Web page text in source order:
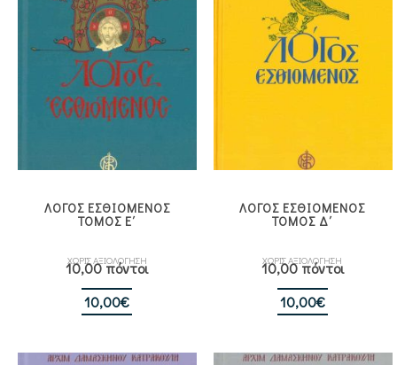
ΛΟΓΟΣ ΕΣΘΙΟΜΕΝΟΣ
ΤΟΜΟΣ Ε΄
ΧΩΡΙΣ ΑΞΙΟΛΟΓΗΣΗ
10,00 πόντοι
10,00€
ΛΟΓΟΣ ΕΣΘΙΟΜΕΝΟΣ
ΤΟΜΟΣ Δ΄
ΧΩΡΙΣ ΑΞΙΟΛΟΓΗΣΗ
10,00 πόντοι
10,00€